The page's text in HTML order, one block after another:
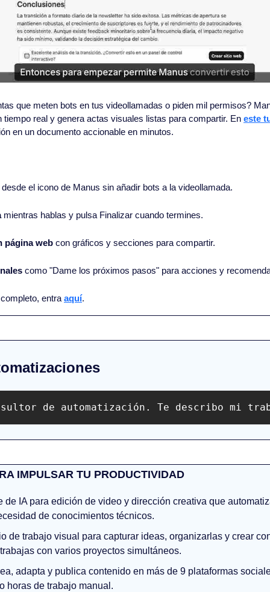
que meten bots en tus videollamadas o piden mil permisos?
tiempo real y genera actas visuales listas para compartir. En este
en un documento accionable en minutos.
desde el icono de Manus sin añadir bots a la videollamada.
mientras hablas y pulsa Finalizar cuando termines.
página web con gráficos y secciones para compartir.
como "Dame los próximos pasos" para acciones y
entra aquí.
de automatización. Te describo mi
IMPULSAR TU PRODUCTIVIDAD
de IA para edición de video y dirección creativa que
de conocimientos técnicos.
de trabajo visual para capturar ideas, organizarlas y crear
con varios proyectos simultáneos.
adapta y publica contenido en más de 9 plataformas
horas de trabajo manual.